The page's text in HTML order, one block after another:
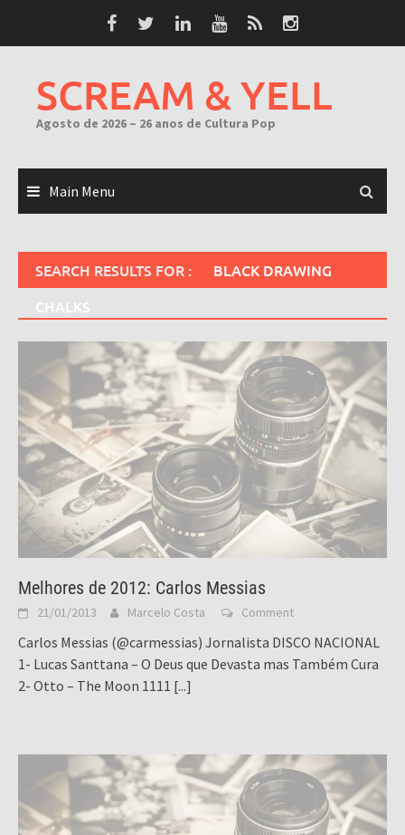
SCREAM & YELL
Agosto de 2026 – 26 anos de Cultura Pop
Main Menu
SEARCH RESULTS FOR :
BLACK DRAWING
CHALKS
Melhores de 2012: Carlos Messias
21/01/2013 Marcelo Costa Comment
Carlos Messias (@carmessias) Jornalista DISCO NACIONAL
1- Lucas Santtana – O Deus que Devasta mas Também Cura
2- Otto – The Moon 1111 [...]